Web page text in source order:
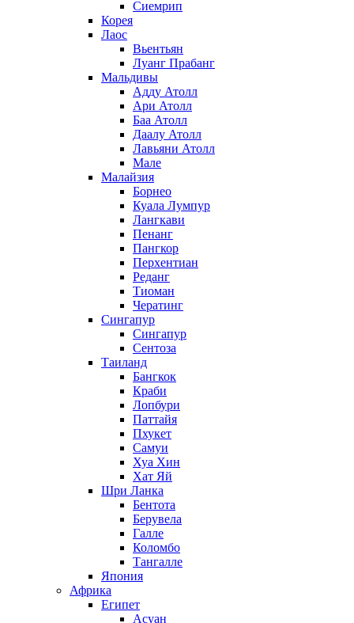
Сиемрип
Корея
Лаос
Вьентьян
Луанг Прабанг
Мальдивы
Адду Атолл
Ари Атолл
Баа Атолл
Даалу Атолл
Лавьяни Атолл
Мале
Малайзия
Борнео
Куала Лумпур
Лангкави
Пенанг
Пангкор
Перхентиан
Реданг
Тиоман
Чератинг
Сингапур
Сингапур
Сентоза
Таиланд
Бангкок
Краби
Лопбури
Паттайя
Пхукет
Самуи
Хуа Хин
Хат Яй
Шри Ланка
Бентота
Берувела
Галле
Коломбо
Тангалле
Япония
Африка
Египет
Асуан